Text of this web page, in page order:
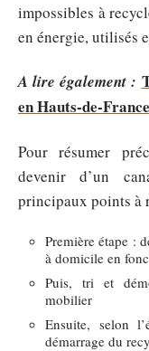
impossibles à
en énergie, utilisés
A lire également :
en Hauts-de-
Pour résumer
devenir d’un
principaux points à
Première étape :
à domicile en
Puis, tri et
mobilier
Ensuite, selon
démarrage du